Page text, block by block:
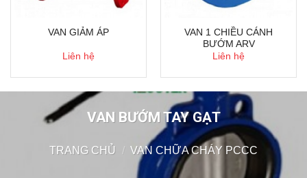
VAN GIẢM ÁP
Liên hệ
VAN 1 CHIỀU CÁNH
BƯỚM ARV
Liên hệ
VAN BƯỚM TAY GẠT
TRANG CHỦ / VAN CHỮA CHÁY PCCC